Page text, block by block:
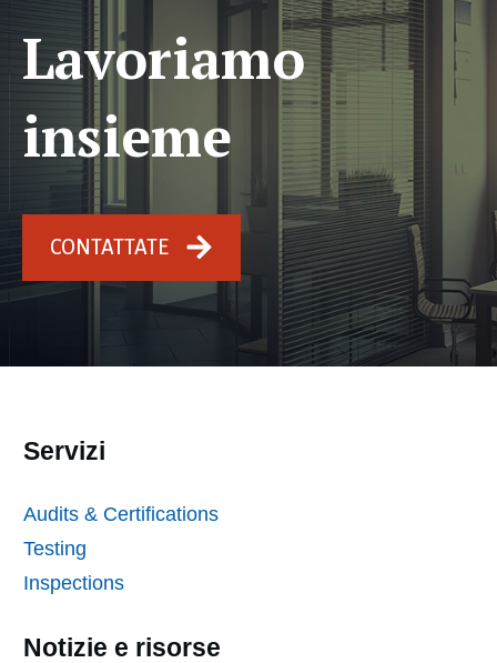
Lavoriamo
insieme
CONTATTATE
Servizi
Audits & Certifications
Testing
Inspections
Notizie e risorse